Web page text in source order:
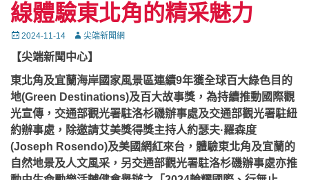
線體驗東北角的精采魅力
Posted
2024-11-14 Autor尖端新聞網
【尖端新聞中心】
東北角及宜蘭海岸國家風景區連續9年獲全球百大綠色目的
地(Green Destinations)及百大故事獎，為持續推動國際觀
光宣傳，交通部觀光署駐洛杉磯辦事處及交通部觀光署駐紐
約辦事處，除邀請艾美獎得獎主持人約瑟夫·羅森度
(Joseph Rosendo)及美國網紅來台，體驗東北角及宜蘭的
自然地景及人文風采，另交通部觀光署駐洛杉磯辦事處亦推